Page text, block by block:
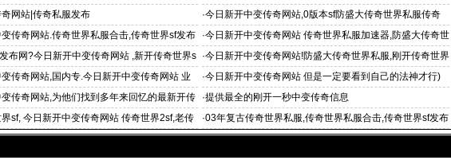
服,传世私服
网站|传奇私服发布 ·今日新开中变传奇网站,0版本sf防盛大传奇世界私服传奇
世界变态私服传奇世
传奇网站.传奇世界私服合击,传奇世界sf发布
界s
·今日新开中变传奇网站 传奇世界私服加速器,防盛大传奇世
界私服,
布网?今日新开中变传奇网站 ,新开传奇世界s ·今日新开中变传奇网站!防盛大传奇世界私服,刚开传奇世界
私服
传奇网站,国内专.今日新开中变传奇网站 业
站(www
·今日新开中变传奇网站 但是一定要看到自己的法神才行)
传奇网站,为他们找到多年来回忆的最新开传
·提供最全的刚开一秒中变传奇信息
sf, 今日新开中变传奇网站 传奇世界2sf,老传
传
·03年复古传奇世界私服,传奇世界私服合击,传奇世界sf发布
网,新开